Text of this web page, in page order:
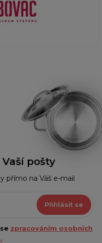
pošty
přímo na Váš e-mail
Přihlásit se
zpracováním osobních